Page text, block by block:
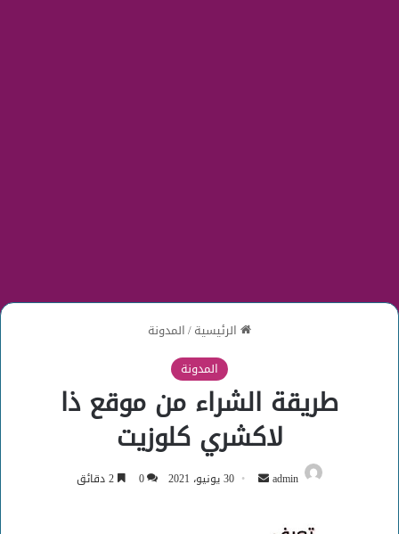
الرئيسية/المدونة
المدونة
طريقة الشراء من موقع ذا
لاكشري كلوزيت
admin
أرسل 30 يونيو، 2021 0